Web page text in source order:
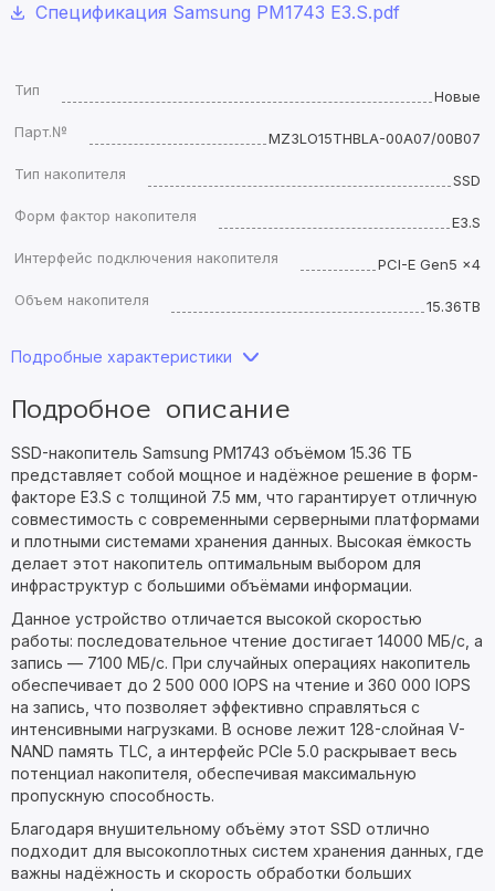
Спецификация Samsung PM1743 E3.S.pdf
Тип
Новые
Парт.№
MZ3LO15THBLA-00A07/00B07
Тип накопителя
SSD
Форм фактор накопителя
E3.S
Интерфейс подключения накопителя
PCI-E Gen5 x4
Объем накопителя
15.36TB
Подробные характеристики
Подробное описание
SSD-накопитель Samsung PM1743 объёмом 15.36 ТБ
представляет собой мощное и надёжное решение в форм-
факторе E3.S с толщиной 7.5 мм, что гарантирует отличную
совместимость с современными серверными платформами
и плотными системами хранения данных. Высокая ёмкость
делает этот накопитель оптимальным выбором для
инфраструктур с большими объёмами информации.
Данное устройство отличается высокой скоростью
работы: последовательное чтение достигает 14000 МБ/с, а
запись — 7100 МБ/с. При случайных операциях накопитель
обеспечивает до 2 500 000 IOPS на чтение и 360 000 IOPS
на запись, что позволяет эффективно справляться с
интенсивными нагрузками. В основе лежит 128-слойная V-
NAND память TLC, а интерфейс PCIe 5.0 раскрывает весь
потенциал накопителя, обеспечивая максимальную
пропускную способность.
Благодаря внушительному объёму этот SSD отлично
подходит для высокоплотных систем хранения данных, где
важны надёжность и скорость обработки больших